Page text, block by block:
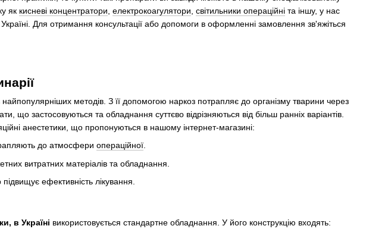
як кисневі концентратори електрокоагулятори світильники операційні та іншу, у нас
Для отримання консультації або допомоги в оформленні замовлення зв'яжіться
найпопулярніших методів. З її допомогою наркоз потрапляє до організму тварини через
що застосовуються та обладнання суттєво відрізняються від більш ранніх варіантів.
анестетики, що пропонуються в нашому інтернет-магазині:
до атмосфери операційної.
витратних матеріалів та обладнання.
ефективність лікування.
в Україні використовується стандартне обладнання. У його конструкцію входять: